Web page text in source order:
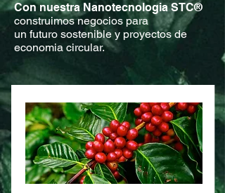
Con nuestra Nanotecnologia STC®
construimos negocios para
un futuro sostenible y proyectos de
economia circular.